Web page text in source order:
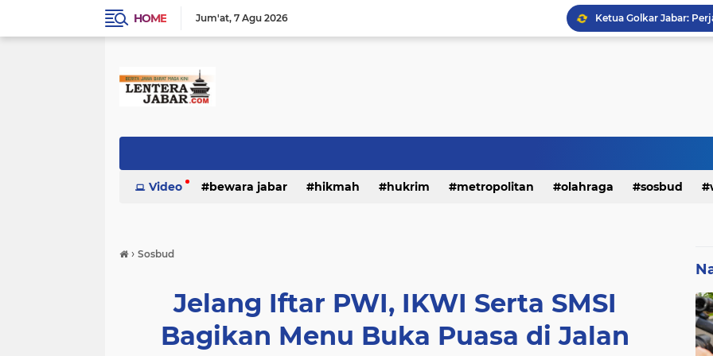
HOME Jum'at 7 Agu 2026
Video bewara jabar hikmah hukrim metropolitan olahraga sosbud
› Sosbud
Jelang Iftar PWI, IKWI Serta SMSI
Bagikan Menu Buka Puasa di Jalan